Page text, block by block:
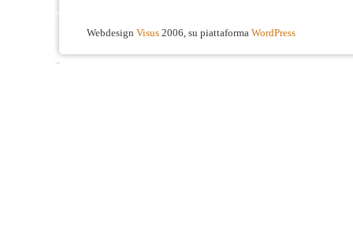
Webdesign Visus 2006, su piattaforma WordPress